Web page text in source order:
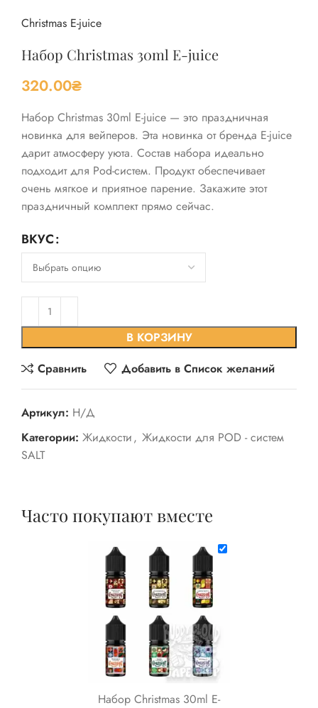
Christmas E-juice
Набор Christmas 30ml E-juice
320.00₴
Набор Christmas 30ml E-juice — это праздничная
новинка для вейперов. Эта новинка от бренда E-juice
дарит атмосферу уюта. Состав набора идеально
подходит для Pod-систем. Продукт обеспечивает
очень мягкое и приятное парение. Закажите этот
праздничный комплект прямо сейчас.
ВКУС
В КОРЗИНУ
Сравнить
Добавить в Список желаний
Артикул: Н/Д
Категории: Жидкости, Жидкости для POD - систем
SALT
Часто покупают вместе
Набор Christmas 30ml E-